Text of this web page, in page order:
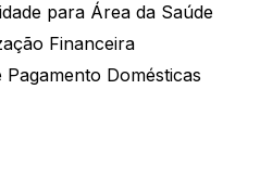
para Área da Saúde
Financeira
Pagamento Domésticas